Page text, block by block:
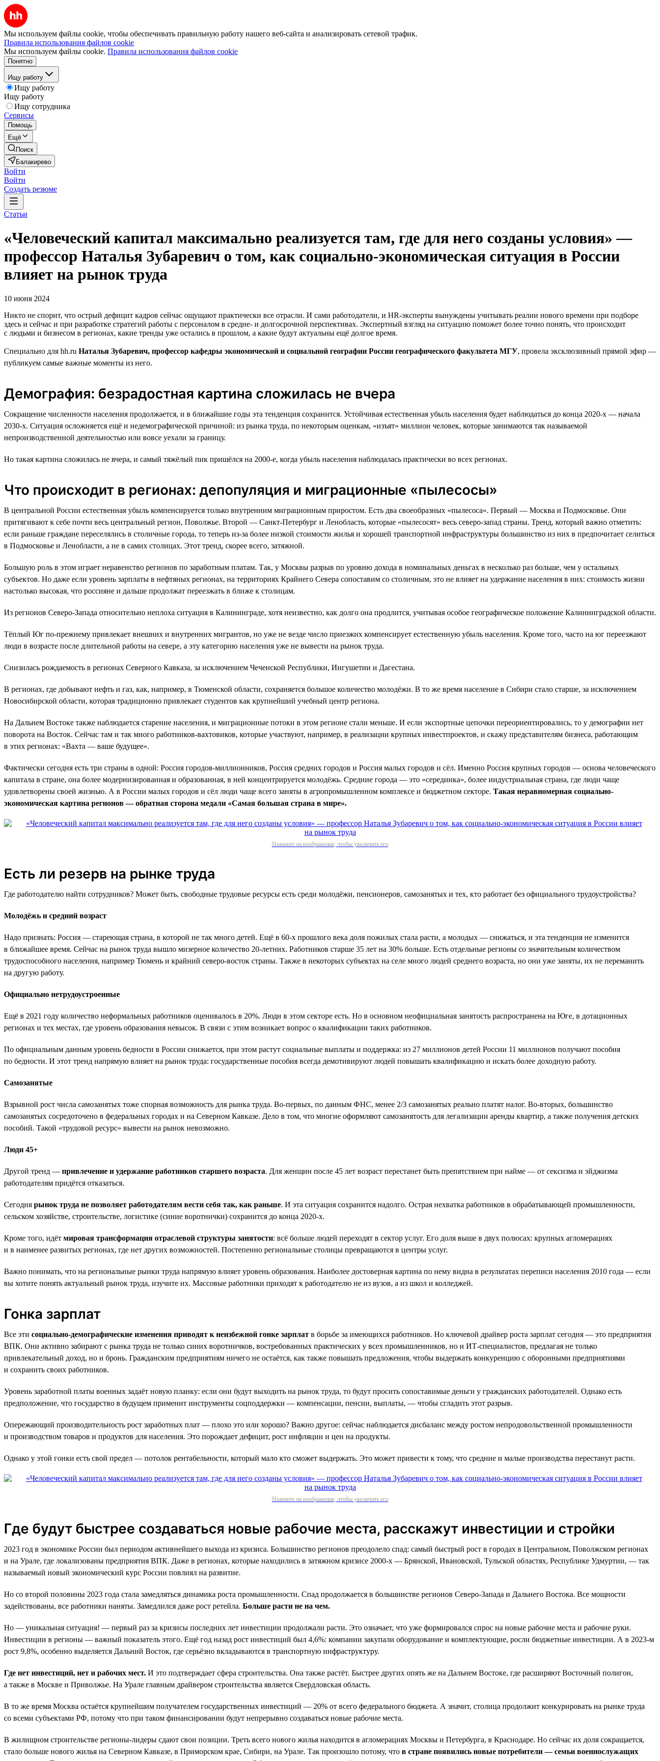
Мы используем файлы cookie, чтобы обеспечивать правильную работу нашего веб-сайта и анализировать сетевой трафик.
Правила использования файлов cookie
Мы используем файлы cookie. Правила использования файлов cookie
Понятно
Ищу работу
Ищу работу
Ищу работу
Ищу сотрудника
Сервисы
Помощь
Ещё
Поиск
Балакирево
Войти
Войти
Создать резюме
Статьи
«Человеческий капитал максимально реализуется там, где для него созданы условия» —
профессор Наталья Зубаревич о том, как социально-экономическая ситуация в России
влияет на рынок труда
10 июня 2024
Никто не спорит, что острый дефицит кадров сейчас ощущают практически все отрасли. И сами работодатели, и HR-эксперты вынуждены учитывать реалии нового времени при подборе
здесь и сейчас и при разработке стратегий работы с персоналом в средне- и долгосрочной перспективах. Экспертный взгляд на ситуацию поможет более точно понять, что происходит
с людьми и бизнесом в регионах, какие тренды уже остались в прошлом, а какие будут актуальны ещё долгое время.
Специально для hh.ru Наталья Зубаревич, профессор кафедры экономической и социальной географии России географического факультета МГУ, провела эксклюзивный прямой эфир —
публикуем самые важные моменты из него.
Демография: безрадостная картина сложилась не вчера
Сокращение численности населения продолжается, и в ближайшие годы эта тенденция сохранится. Устойчивая естественная убыль населения будет наблюдаться до конца 2020-х — начала
2030-х. Ситуация осложняется ещё и недемографической причиной: из рынка труда, по некоторым оценкам, «изъят» миллион человек, которые занимаются так называемой
непроизводственной деятельностью или вовсе уехали за границу.
Но такая картина сложилась не вчера, и самый тяжёлый пик пришёлся на 2000-е, когда убыль населения наблюдалась практически во всех регионах.
Что происходит в регионах: депопуляция и миграционные «пылесосы»
В центральной России естественная убыль компенсируется только внутренним миграционным приростом. Есть два своеобразных «пылесоса». Первый — Москва и Подмосковье. Они
притягивают к себе почти весь центральный регион, Поволжье. Второй — Санкт-Петербург и Ленобласть, которые «пылесосят» весь северо-запад страны. Тренд, который важно отметить:
если раньше граждане переселялись в столичные города, то теперь из-за более низкой стоимости жилья и хорошей транспортной инфраструктуры большинство из них в предпочитает селиться
в Подмосковье и Ленобласти, а не в самих столицах. Этот тренд, скорее всего, затяжной.
Большую роль в этом играет неравенство регионов по заработным платам. Так, у Москвы разрыв по уровню дохода в номинальных деньгах в несколько раз больше, чем у остальных
субъектов. Но даже если уровень зарплаты в нефтяных регионах, на территориях Крайнего Севера сопоставим со столичным, это не влияет на удержание населения в них: стоимость жизни
настолько высокая, что россияне и дальше продолжат переезжать в ближе к столицам.
Из регионов Северо-Запада относительно неплоха ситуация в Калининграде, хотя неизвестно, как долго она продлится, учитывая особое географическое положение Калининградской области.
Тёплый Юг по-прежнему привлекает внешних и внутренних мигрантов, но уже не везде число приезжих компенсирует естественную убыль населения. Кроме того, часто на юг переезжают
люди в возрасте после длительной работы на севере, а эту категорию населения уже не вывести на рынок труда.
Снизилась рождаемость в регионах Северного Кавказа, за исключением Чеченской Республики, Ингушетии и Дагестана.
В регионах, где добывают нефть и газ, как, например, в Тюменской области, сохраняется большое количество молодёжи. В то же время население в Сибири стало старше, за исключением
Новосибирской области, которая традиционно привлекает студентов как крупнейший учебный центр региона.
На Дальнем Востоке также наблюдается старение населения, и миграционные потоки в этом регионе стали меньше. И если экспортные цепочки переориентировались, то у демографии нет
поворота на Восток. Сейчас там и так много работников-вахтовиков, которые участвуют, например, в реализации крупных инвестпроектов, и скажу представителям бизнеса, работающим
в этих регионах: «Вахта — ваше будущее».
Фактически сегодня есть три страны в одной: Россия городов-миллионников, Россия средних городов и Россия малых городов и сёл. Именно Россия крупных городов — основа человеческого
капитала в стране, она более модернизированная и образованная, в ней концентрируется молодёжь. Средние города — это «серединка», более индустриальная страна, где люди чаще
удовлетворены своей жизнью. А в России малых городов и сёл люди чаще всего заняты в агропромышленном комплексе и бюджетном секторе. Такая неравномерная социально-
экономическая картина регионов — обратная сторона медали «Самая большая страна в мире».
Нажмите на изображение, чтобы увеличить его
Есть ли резерв на рынке труда
Где работодателю найти сотрудников? Может быть, свободные трудовые ресурсы есть среди молодёжи, пенсионеров, самозанятых и тех, кто работает без официального трудоустройства?
Молодёжь и средний возраст
Надо признать: Россия — стареющая страна, в которой не так много детей. Ещё в 60-х прошлого века доля пожилых стала расти, а молодых — снижаться, и эта тенденция не изменится
в ближайшее время. Сейчас на рынок труда вышло мизерное количество 20-летних. Работников старше 35 лет на 30% больше. Есть отдельные регионы со значительным количеством
трудоспособного населения, например Тюмень и крайний северо-восток страны. Также в некоторых субъектах на селе много людей среднего возраста, но они уже заняты, их не переманить
на другую работу.
Официально нетрудоустроенные
Ещё в 2021 году количество неформальных работников оценивалось в 20%. Люди в этом секторе есть. Но в основном неофициальная занятость распространена на Юге, в дотационных
регионах и тех местах, где уровень образования невысок. В связи с этим возникает вопрос о квалификации таких работников.
По официальным данным уровень бедности в России снижается, при этом растут социальные выплаты и поддержка: из 27 миллионов детей России 11 миллионов получают пособия
по бедности. И этот тренд напрямую влияет на рынок труда: государственные пособия всегда демотивируют людей повышать квалификацию и искать более доходную работу.
Самозанятые
Взрывной рост числа самозанятых тоже спорная возможность для рынка труда. Во-первых, по данным ФНС, менее 2/3 самозанятых реально платят налог. Во-вторых, большинство
самозанятых сосредоточено в федеральных городах и на Северном Кавказе. Дело в том, что многие оформляют самозанятость для легализации аренды квартир, а также получения детских
пособий. Такой «трудовой ресурс» вывести на рынок невозможно.
Люди 45+
Другой тренд — привлечение и удержание работников старшего возраста. Для женщин после 45 лет возраст перестанет быть препятствием при найме — от сексизма и эйджизма
работодателям придётся отказаться.
Сегодня рынок труда не позволяет работодателям вести себя так, как раньше. И эта ситуация сохранится надолго. Острая нехватка работников в обрабатывающей промышленности,
сельском хозяйстве, строительстве, логистике (синие воротнички) сохранится до конца 2020-х.
Кроме того, идёт мировая трансформация отраслевой структуры занятости: всё больше людей переходят в сектор услуг. Его доля выше в двух полюсах: крупных агломерациях
и в наименее развитых регионах, где нет других возможностей. Постепенно региональные столицы превращаются в центры услуг.
Важно понимать, что на региональные рынки труда напрямую влияет уровень образования. Наиболее достоверная картина по нему видна в результатах переписи населения 2010 года — если
вы хотите понять актуальный рынок труда, изучите их. Массовые работники приходят к работодателю не из вузов, а из школ и колледжей.
Гонка зарплат
Все эти социально-демографические изменения приводят к неизбежной гонке зарплат в борьбе за имеющихся работников. Но ключевой драйвер роста зарплат сегодня — это предприятия
ВПК. Они активно забирают с рынка труда не только синих воротничков, востребованных практических у всех промышленников, но и ИТ-специалистов, предлагая не только
привлекательный доход, но и бронь. Гражданским предприятиям ничего не остаётся, как также повышать предложения, чтобы выдержать конкуренцию с оборонными предприятиями
и сохранить своих работников.
Уровень заработной платы военных задаёт новую планку: если они будут выходить на рынок труда, то будут просить сопоставимые деньги у гражданских работодателей. Однако есть
предположение, что государство в будущем применит инструменты соцподдержки — компенсации, пенсии, выплаты, — чтобы сгладить этот разрыв.
Опережающий производительность рост заработных плат — плохо это или хорошо? Важно другое: сейчас наблюдается дисбаланс между ростом непродовольственной промышленности
и производством товаров и продуктов для населения. Это порождает дефицит, рост инфляции и цен на продукты.
Однако у этой гонки есть свой предел — потолок рентабельности, который мало кто сможет выдержать. Это может привести к тому, что средние и малые производства перестанут расти.
Нажмите на изображение, чтобы увеличить его
Где будут быстрее создаваться новые рабочие места, расскажут инвестиции и стройки
2023 год в экономике России был периодом активнейшего выхода из кризиса. Большинство регионов преодолело спад: самый быстрый рост в городах в Центральном, Поволжском регионах
и на Урале, где локализованы предприятия ВПК. Даже в регионах, которые находились в затяжном кризисе 2000-х — Брянской, Ивановской, Тульской областях, Республике Удмуртии, — так
называемый новый экономический курс России повлиял на развитие.
Но со второй половины 2023 года стала замедляться динамика роста промышленности. Спад продолжается в большинстве регионов Северо-Запада и Дальнего Востока. Все мощности
задействованы, все работники наняты. Замедлился даже рост ретейла. Больше расти не на чем.
Но — уникальная ситуация! — первый раз за кризисы последних лет инвестиции продолжали расти. Это означает, что уже формировался спрос на новые рабочие места и рабочие руки.
Инвестиции в регионы — важный показатель этого. Ещё год назад рост инвестиций был 4,6%: компании закупали оборудование и комплектующие, росли бюджетные инвестиции. А в 2023-м
рост 9,8%, особенно выделяется Дальний Восток, где серьёзно вкладываются в транспортную инфраструктуру.
Где нет инвестиций, нет и рабочих мест. И это подтверждает сфера строительства. Она также растёт. Быстрее других опять же на Дальнем Востоке, где расширяют Восточный полигон,
а также в Москве и Приволжье. На Урале главным драйвером строительства является Свердловская область.
В то же время Москва остаётся крупнейшим получателем государственных инвестиций — 20% от всего федерального бюджета. А значит, столица продолжит конкурировать на рынке труда
со всеми субъектами РФ, потому что при таком финансировании будут непрерывно создаваться новые рабочие места.
В жилищном строительстве регионы-лидеры сдают свои позиции. Треть всего нового жилья находится в агломерациях Москвы и Петербурга, в Краснодаре. Но сейчас их доля сокращается,
стало больше нового жилья на Северном Кавказе, в Приморском крае, Сибири, на Урале. Так произошло потому, что в стране появились новые потребители — семьи военнослужащих